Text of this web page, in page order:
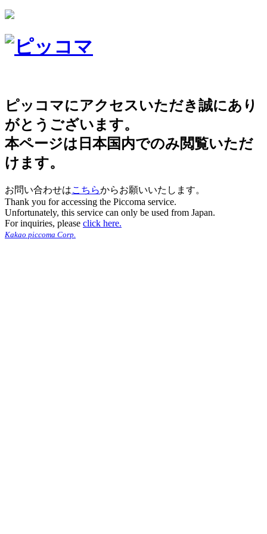
ピッコマにアクセスいただき誠にあり
がとうございます。
本ページは日本国内でのみ閲覧いただ
けます。
お問い合わせはこちらからお願いいたします。
Thank you for accessing the Piccoma service.
Unfortunately, this service can only be used from Japan.
For inquiries, please click here.
Kakao piccoma Corp.